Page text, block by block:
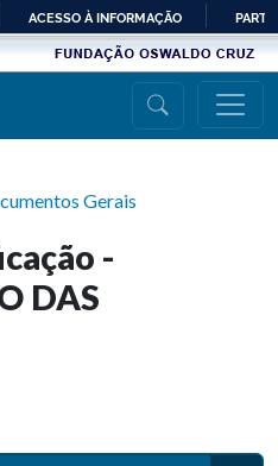
PARA
ACESSO À INFORMAÇÃO
Gerais
-
DAS